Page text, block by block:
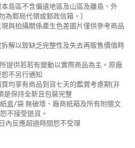
島區不含偏遠地區及山區及離島、外
為郵局代領或郵政信箱。)
與拍攝關係產生色差圖片僅供參考商品
解以致缺乏完整性及失去再販售價值時
提供若若有變動以實際商品為主。原廠
不另行通知
均享有商品到貨七天的鑑賞考慮期(非
是保持全新且包裝完整
盒/袋 無破壞、廠商紙箱及所有附隨文
不接受退貨。
內反應超過時間恕不受理